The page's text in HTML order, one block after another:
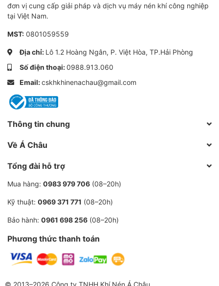
kích cỡ cổng khác nhau để đáp ứng nhu cầu của các
ứng dụng khác nhau:
phẩm này sử dụng hệ thống Quick Release
Clamp (QKD) cho phép dễ dàng vệ sinh, bảo trì
và sửa chữa.
Bơm chuyển vệ sinh cổng 1/2”
Bơm chuyển vệ sinh cổng 1”
đáng tin cậy cho các nhu cầu sản xuất và chuyển tải
chất lỏng trong ngành công nghiệp thực phẩm, dược
phẩm và các ứng dụng công nghiệp khác.
đơn vị cung cấp giải pháp và dịch vụ máy nén khí công nghiệp
tại Việt Nam.
MST: 0801059559
Địa chỉ: Lô 1.2 Hoàng Ngân, P. Việt Hòa, TP.Hải Phòng
Số điện thoại:0988.913.060
Email:cskhkhinenachau@gmail.com
Thông tin chung
Về Á Châu
Tổng đài hỗ trợ
Mua hàng: 0983 979 706 (08–20h)
Kỹ thuật: 0969 371 771 (08–20h)
Bảo hành: 0961 698 256 (08–20h)
Phương thức thanh toán